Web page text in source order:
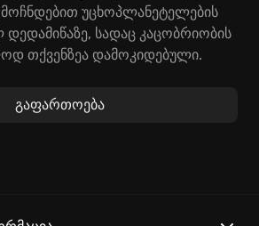
უცხოპლანეტელების
სადაც კაცობრიობის
თქვენზეა დამოკიდებული.
მოწინააღმდეგეები,
გაფართოება